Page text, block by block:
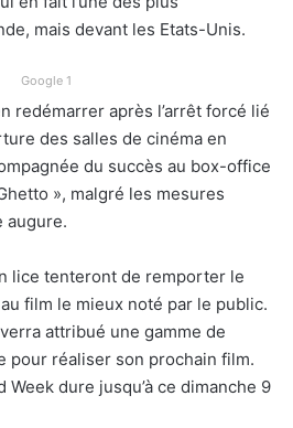
mais devant les Etats-Unis.
Google 1
redémarrer après l’arrêt forcé lié
des salles de cinéma en
du succès au box-office
», malgré les mesures
augure.
lice tenteront de remporter le
film le mieux noté par le public.
attribué une gamme de
pour réaliser son prochain film.
dure jusqu’à ce dimanche 9